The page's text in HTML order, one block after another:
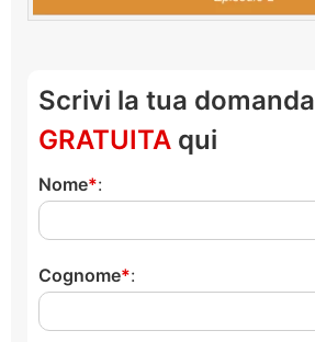
Scrivi la tua domanda
GRATUITA qui
Nome :
Cognome :